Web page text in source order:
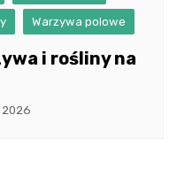
Warzywa polowe
i rośliny na